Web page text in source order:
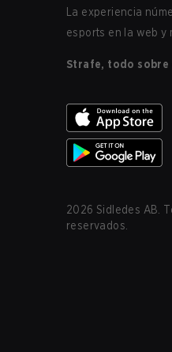
La experiencia
esports en la web y
Strafe, todo sobre
2026 Sidledes AB.
reservados.